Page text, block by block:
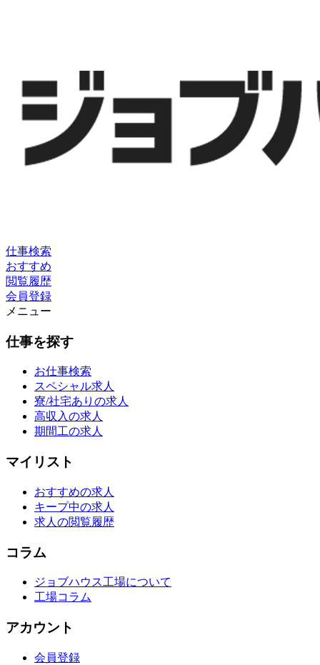
仕事検索
おすすめ
閲覧履歴
会員登録
メニュー
仕事を探す
お仕事検索
スペシャル求人
寮/社宅ありの求人
高収入の求人
期間工の求人
マイリスト
おすすめの求人
キープ中の求人
求人の閲覧履歴
コラム
ジョブハウス工場について
工場コラム
アカウント
会員登録